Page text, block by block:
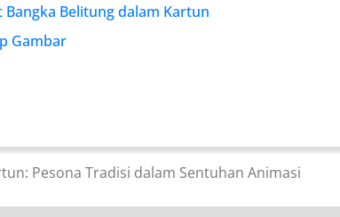
Belitung dalam Kartun
Gambar
Pesona Tradisi dalam Sentuhan Animasi